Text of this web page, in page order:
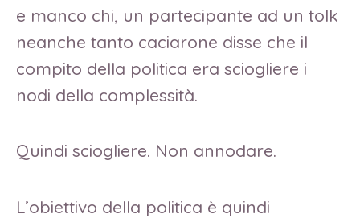
e manco chi, un partecipante ad un tolk
neanche tanto caciarone disse che il
compito della politica era sciogliere i
nodi della complessità.
Quindi sciogliere. Non annodare.
L’obiettivo della politica è quindi